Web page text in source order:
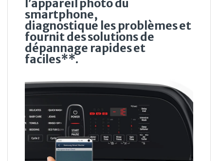
l’appareil photo du
smartphone,
diagnostique les problèmes et
fournit des solutions de
dépannage rapides et
faciles**.